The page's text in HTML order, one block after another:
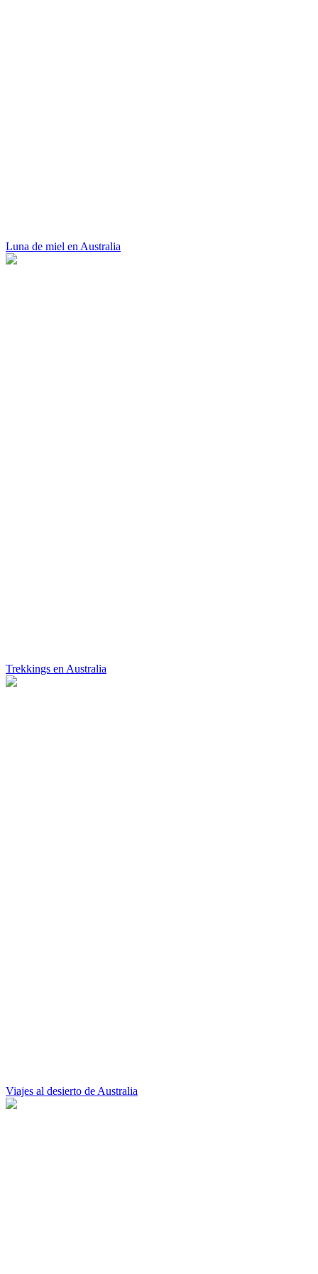
Luna de miel en Australia
Trekkings en Australia
Viajes al desierto de Australia